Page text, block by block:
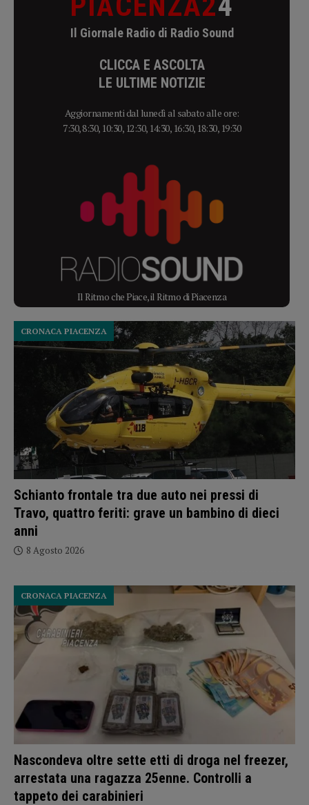
Il Giornale Radio di Radio Sound
CLICCA E ASCOLTA
LE ULTIME NOTIZIE
Aggiornamenti dal lunedì al sabato alle ore:
7:30, 8:30, 10:30, 12:30, 14:30, 16:30, 18:30, 19:30
Il Ritmo che Piace, il Ritmo di Piacenza
Schianto frontale tra due auto nei pressi di
Travo, quattro feriti: grave un bambino di dieci
anni
CRONACA PIACENZA
8 Agosto 2026
Nascondeva oltre sette etti di droga nel freezer,
arrestata una ragazza 25enne. Controlli a
tappeto dei carabinieri
CRONACA PIACENZA